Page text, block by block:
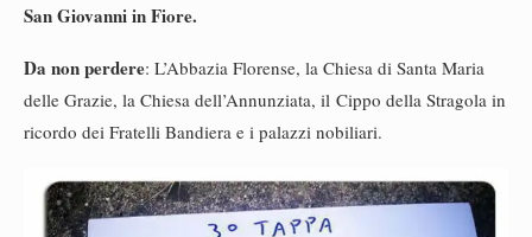
San Giovanni in Fiore.
Da non perdere: L’Abbazia Florense, la Chiesa di Santa Maria
delle Grazie, la Chiesa dell’Annunziata, il Cippo della Stragola in
ricordo dei Fratelli Bandiera e i palazzi nobiliari.